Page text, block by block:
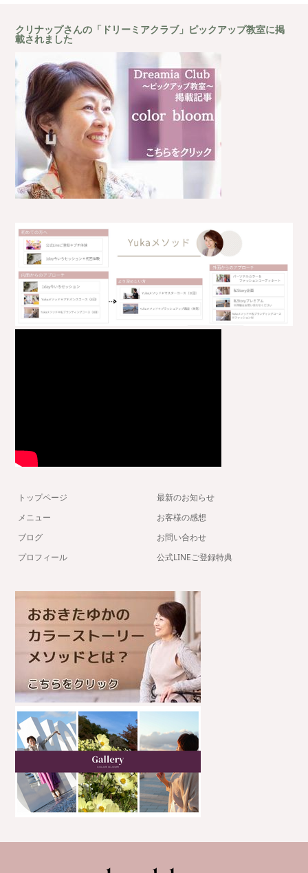
クリナップさんの「ドリーミアクラブ」ピックアップ教室に掲
載されました
トップページ
メニュー
ブログ
プロフィール
最新のお知らせ
お客様の感想
お問い合わせ
公式LINEご登録特典